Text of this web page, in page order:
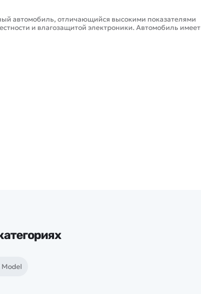
автомобиль, отличающийся высокими показателями
и влагозащитой электроники. Автомобиль имеет
Model